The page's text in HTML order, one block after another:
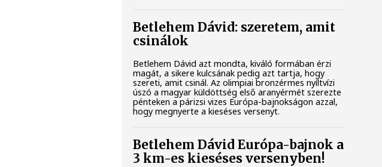
Betlehem Dávid: szeretem, amit
csinálok
Betlehem Dávid azt mondta, kiváló formában érzi
magát, a sikere kulcsának pedig azt tartja, hogy
szereti, amit csinál. Az olimpiai bronzérmes nyíltvízi
úszó a magyar küldöttség első aranyérmét szerezte
pénteken a párizsi vizes Európa-bajnokságon azzal,
hogy megnyerte a kieséses versenyt.
Betlehem Dávid Európa-bajnok a
3 km-es kieséses versenyben!